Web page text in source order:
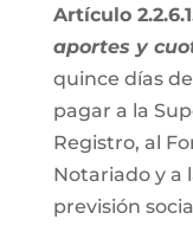
Artículo
aportes y
quince días
pagar a la
Registro, al
Notariado y a
previsión